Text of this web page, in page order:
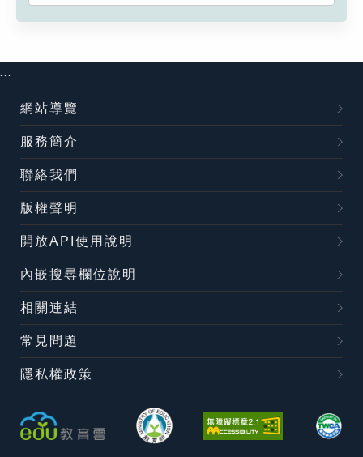
:::
網站導覽
服務簡介
聯絡我們
版權聲明
開放API使用說明
內嵌搜尋欄位說明
相關連結
常見問題
隱私權政策